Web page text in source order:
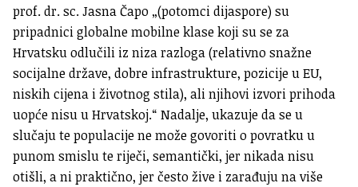
prof. dr. sc. Jasna Čapo „(potomci dijaspore) su
pripadnici globalne mobilne klase koji su se za
Hrvatsku odlučili iz niza razloga (relativno snažne
socijalne države, dobre infrastrukture, pozicije u EU,
niskih cijena i životnog stila), ali njihovi izvori prihoda
uopće nisu u Hrvatskoj.“ Nadalje, ukazuje da se u
slučaju te populacije ne može govoriti o povratku u
punom smislu te riječi, semantički, jer nikada nisu
otišli, a ni praktično, jer često žive i zarađuju na više